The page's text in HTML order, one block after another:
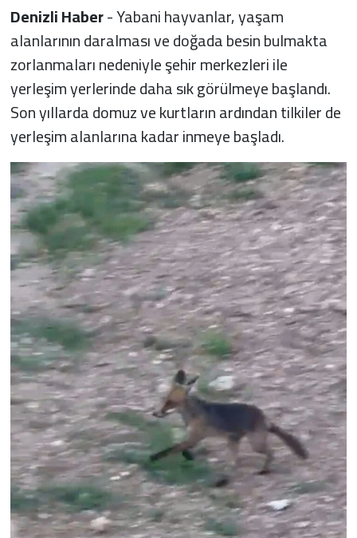
Denizli Haber- Yabani hayvanlar, yaşam
alanlarının daralması ve doğada besin bulmakta
zorlanmaları nedeniyle şehir merkezleri ile
yerleşim yerlerinde daha sık görülmeye başlandı.
Son yıllarda domuz ve kurtların ardından tilkiler de
yerleşim alanlarına kadar inmeye başladı.